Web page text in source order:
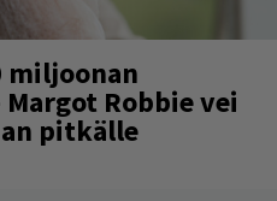
miljoonan
Robbie vei
pitkälle